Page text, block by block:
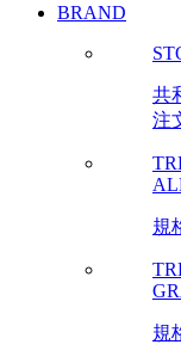
BRAND
共
注
規
規